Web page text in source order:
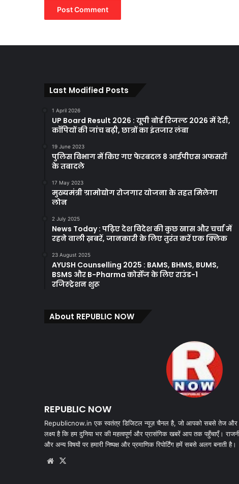
Last Modified Posts
1 April 2026
UP Board Result 2026 : यूपी बोर्ड रिजल्ट 2026 में देरी,
कॉपियों की जांच बढ़ी, छात्रों का इंतजार लंबा
19 June 2023
पुलिस विभाग में किए गए फेरबदल 8 आईपीएस अफसरों
के तबादले
17 May 2023
मुख्यमंत्री ग्रामोद्योग रोजगार योजना के तहत मिलेगा
लोन
2 July 2025
News Today : पढ़िए देश विदेश की कुछ खास और चर्चा में
रहने वाली ख़बरें, जानकारी के लिए तुरंत करें एक क्लिक
23 August 2025
AYUSH Counselling 2025 : BAMS, BHMS, BUMS,
BSMS और B-Pharma कोर्सेज के लिए राउंड-1
रजिस्ट्रेशन शुरू
About REPUBLIC NOW
REPUBLIC NOW
Republicnow.in एक स्वतंत्र डिजिटल न्यूज़ चैनल है, जो आपको सबसे तेज और
लक्ष्य है कि हम दुनिया भर की महत्वपूर्ण और प्रासंगिक खबरें आप तक पहुँचाएँ।
और अन्य विषयों पर हमारी निष्पक्ष और प्रमाणिक रिपोर्टिंग हमें सबसे अलग बनाती है।
Website